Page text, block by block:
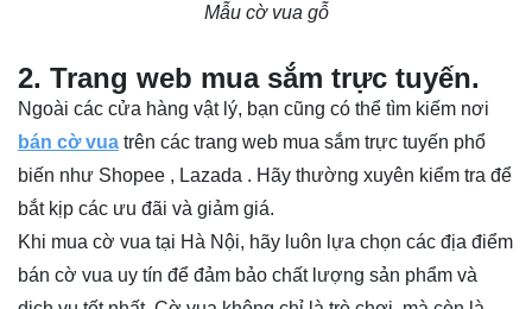
Mẫu cờ vua gỗ
2. Trang web mua sắm trực tuyến.
Ngoài các cửa hàng vật lý, bạn cũng có thể tìm kiếm nơi
bán cờ vua trên các trang web mua sắm trực tuyến phổ
biến như Shopee , Lazada . Hãy thường xuyên kiểm tra để
bắt kịp các ưu đãi và giảm giá.
Khi mua cờ vua tại Hà Nội, hãy luôn lựa chọn các địa điểm
bán cờ vua uy tín để đảm bảo chất lượng sản phẩm và